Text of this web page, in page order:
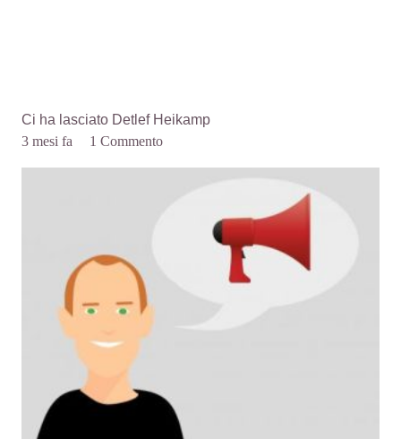
Ci ha lasciato Detlef Heikamp
3 mesi fa
1Commento